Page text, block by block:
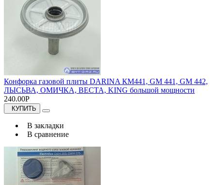
Конфорка газовой плиты DARINA КМ441, GM 441, GM 442,
ЛЫСЬВА, ОМИЧКА, ВЕСТА, KING большой мощности
240.00Р
КУПИТЬ
В закладки
В сравнение